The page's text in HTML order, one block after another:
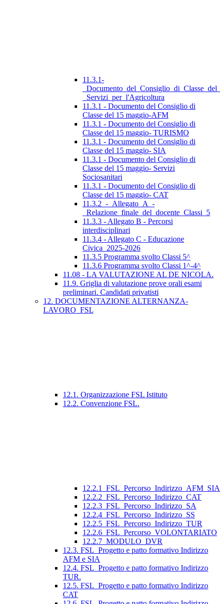
11.3.1-
_Servizi_per_l'Agricoltura
11.3.1 - Documento del Consiglio di
Classe del 15 maggio-AFM
11.3.1 - Documento del Consiglio di
Classe del 15 maggio- TURISMO
11.3.1 - Documento del Consiglio di
Classe del 15 maggio- SIA
11.3.1 - Documento del Consiglio di
Classe del 15 maggio- Servizi
Sociosanitari
11.3.1 - Documento del Consiglio di
Classe del 15 maggio- CAT
11.3.2_-_Allegato_A_-
_Relazione_finale_del_docente_Classi_5
11.3.3 - Allegato B - Percorsi
interdisciplinari
11.3.4 - Allegato C - Educazione
Civica_2025-2026
11.3.5 Programma svolto Classi 5^
11.3.6 Programma svolto Classi 1^-4^
11.08 - LA VALUTAZIONE AL DE NICOLA.
11.9. Griglia di valutazione prove orali esami
preliminari. Candidati privatisti
12. DOCUMENTAZIONE ALTERNANZA-
LAVORO_FSL
12.1. Organizzazione FSL Istituto
12.2. Convenzione FSL.
12.2.1_FSL_Percorso_Indirizzo_AFM_SIA
12.2.2_FSL_Percorso_Indirizzo_CAT
12.2.3_FSL_Percorso_Indirizzo_SA
12.2.4_FSL_Percorso_Indirizzo_SS
12.2.5_FSL_Percorso_Indirizzo_TUR
12.2.6_FSL_Percorso_VOLONTARIATO
12.2.7_MODULO_DVR
12.3. FSL_Progetto e patto formativo Indirizzo
AFM e SIA
12.4. FSL_Progetto e patto formativo Indirizzo
TUR.
12.5. FSL_Progetto e patto formativo Indirizzo
CAT